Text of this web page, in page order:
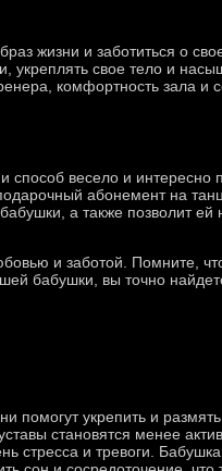
жизни и заботиться о
укреплять свое тело и
комфортность зала и
весело и интересно
абонемент на
а также позволит
и заботой. Помните,
бабушки, вы точно
помогут укрепить и
становятся менее
стресса и тревоги.